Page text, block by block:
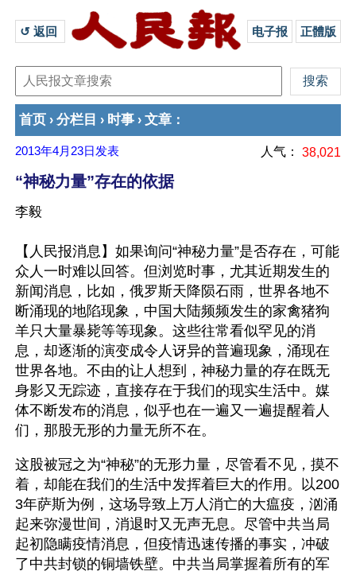
↺ 返回 电子报 正體版
首页 › 分栏目 › 时事 › 文章 ：
2013年4月23日 发表 人气： 38,021
“神秘力量”存在的依据
李毅
【人民报消息】如果询问“神秘力量”是否存在，可能
众人一时难以回答。但浏览时事，尤其近期发生的
新闻消息，比如，俄罗斯天降陨石雨，世界各地不
断涌现的地陷现象，中国大陆频频发生的家禽猪狗
羊只大量暴毙等等现象。这些往常看似罕见的消
息，却逐渐的演变成令人讶异的普遍现象，涌现在
世界各地。不由的让人想到，神秘力量的存在既无
身影又无踪迹，直接存在于我们的现实生活中。媒
体不断发布的消息，似乎也在一遍又一遍提醒着人
们，那股无形的力量无所不在。
这股被冠之为“神秘”的无形力量，尽管看不见，摸不
着，却能在我们的生活中发挥着巨大的作用。以200
3年萨斯为例，这场导致上万人消亡的大瘟疫，汹涌
起来弥漫世间，消退时又无声无息。尽管中共当局
起初隐瞒疫情消息，但疫情迅速传播的事实，冲破
了中共封锁的铜墙铁壁。中共当局掌握着所有的军